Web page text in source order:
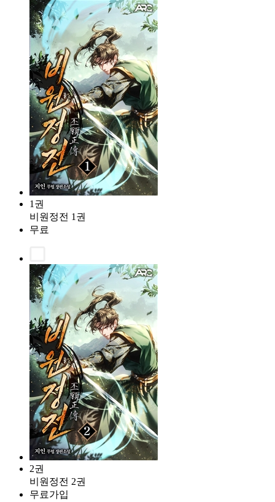
1권
비원정전 1권
무료
2권
비원정전 2권
무료가입